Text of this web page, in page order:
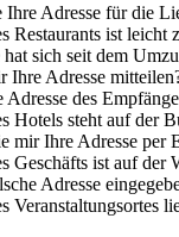
Ihre Adresse für die
Restaurants ist leicht
sich seit dem
Ihre Adresse
Adresse des
Hotels steht auf der
mir Ihre Adresse per
Geschäfts ist auf der
Adresse
Veranstaltungsortes